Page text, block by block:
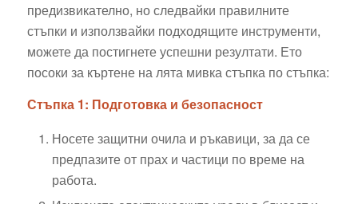
предизвикателно, но следвайки правилните
стъпки и използвайки подходящите инструменти,
можете да постигнете успешни резултати. Ето
посоки за къртене на лята мивка стъпка по стъпка:
Стъпка 1: Подготовка и безопасност
Носете защитни очила и ръкавици, за да се
предпазите от прах и частици по време на
работа.